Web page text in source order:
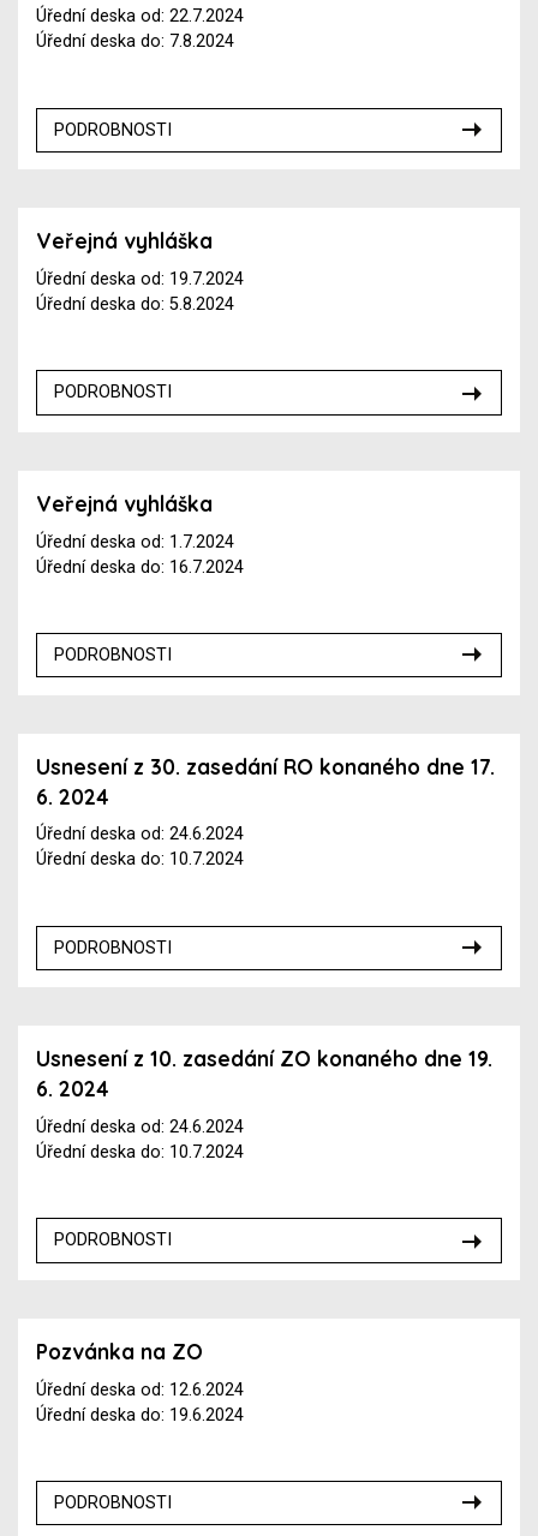
Úřední deska od: 22.7.2024
Úřední deska do: 7.8.2024
PODROBNOSTI
Veřejná vyhláška
Úřední deska od: 19.7.2024
Úřední deska do: 5.8.2024
PODROBNOSTI
Veřejná vyhláška
Úřední deska od: 1.7.2024
Úřední deska do: 16.7.2024
PODROBNOSTI
Usnesení z 30. zasedání RO konaného dne 17.
6. 2024
Úřední deska od: 24.6.2024
Úřední deska do: 10.7.2024
PODROBNOSTI
Usnesení z 10. zasedání ZO konaného dne 19.
6. 2024
Úřední deska od: 24.6.2024
Úřední deska do: 10.7.2024
PODROBNOSTI
Pozvánka na ZO
Úřední deska od: 12.6.2024
Úřední deska do: 19.6.2024
PODROBNOSTI